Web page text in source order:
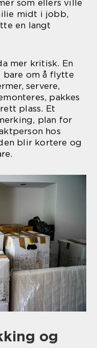
som ellers ville
midt i jobb,
en langt
mer kritisk. En
om å flytte
servere,
pakkes
plass. Et
plan for
hos
blir kortere og
og